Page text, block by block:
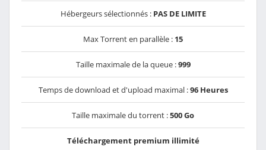
Hébergeurs sélectionnés : PAS DE LIMITE
Max Torrent en parallèle : 15
Taille maximale de la queue :999
Temps de download et d'upload maximal :96 Heures
Taille maximale du torrent :500 Go
Téléchargement premium illimité